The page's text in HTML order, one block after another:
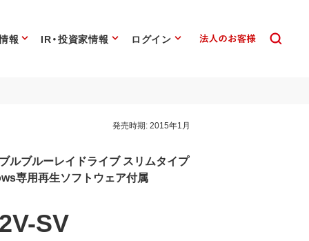
報 IR・投資家情報 ログイン
発売時期:2015年1月
ルブルーレイドライブ スリムタイプ
専用再生ソフトウェア付属
SV